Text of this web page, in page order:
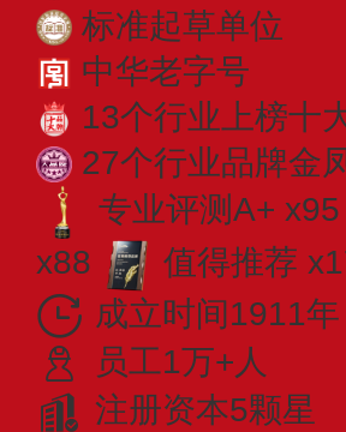
标准起草单位
中华老字号
13个行业上榜十
27个行业品牌金
专业评测A+ x95
x88
值得推荐
成立时间1911年
员工1万+人
注册资本5颗星